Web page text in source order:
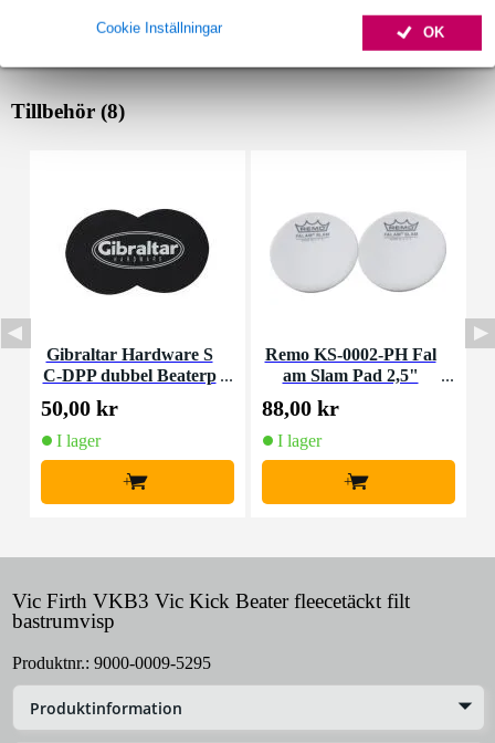
OK
Cookie Inställningar
Tillbehör (8)
Gibraltar Hardware S
C-DPP dubbel Beaterp
ad till bastrumma
50,00 kr
I lager
+
Remo KS-0002-PH Fal
am Slam Pad 2,5"
88,00 kr
I lager
+
Vic Firth VKB3 Vic Kick Beater fleecetäckt filt
bastrumvisp
Produktnr.: 9000-0009-5295
Produktinformation